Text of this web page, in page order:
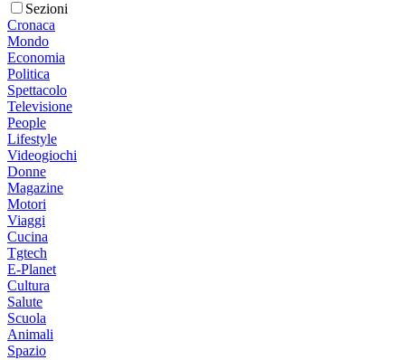
Sezioni
Cronaca
Mondo
Economia
Politica
Spettacolo
Televisione
People
Lifestyle
Videogiochi
Donne
Magazine
Motori
Viaggi
Cucina
Tgtech
E-Planet
Cultura
Salute
Scuola
Animali
Spazio